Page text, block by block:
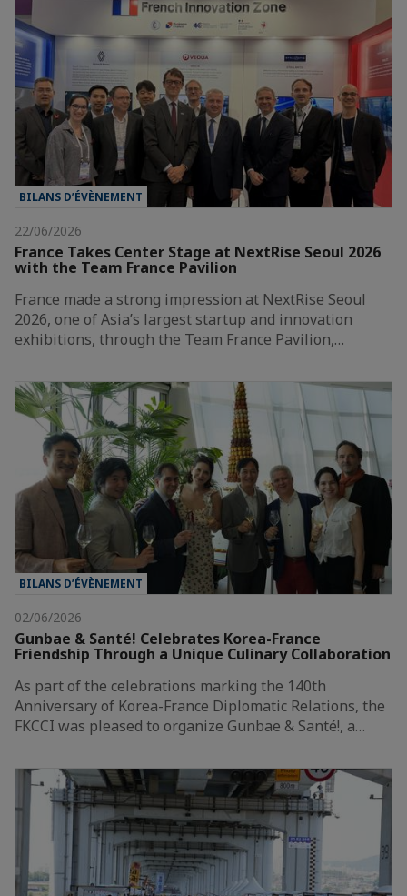
BILANS D’ÉVÈNEMENT
22/06/2026
France Takes Center Stage at NextRise Seoul 2026
with the Team France Pavilion
France made a strong impression at NextRise Seoul
2026, one of Asia’s largest startup and innovation
exhibitions, through the Team France Pavilion,…
BILANS D’ÉVÈNEMENT
02/06/2026
Gunbae & Santé! Celebrates Korea-France
Friendship Through a Unique Culinary Collaboration
As part of the celebrations marking the 140th
Anniversary of Korea-France Diplomatic Relations, the
FKCCI was pleased to organize Gunbae & Santé!, a…